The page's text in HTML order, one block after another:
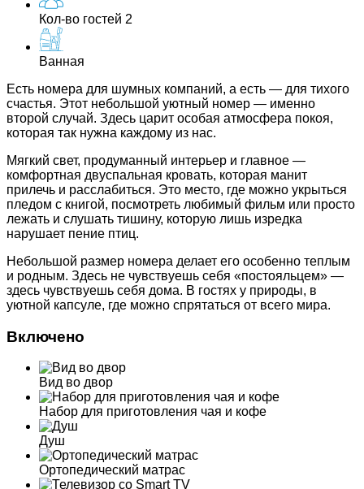
Кол-во гостей 2
Ванная
Есть номера для шумных компаний, а есть — для тихого
счастья. Этот небольшой уютный номер — именно
второй случай. Здесь царит особая атмосфера покоя,
которая так нужна каждому из нас.
Мягкий свет, продуманный интерьер и главное —
комфортная двуспальная кровать, которая манит
прилечь и расслабиться. Это место, где можно укрыться
пледом с книгой, посмотреть любимый фильм или просто
лежать и слушать тишину, которую лишь изредка
нарушает пение птиц.
Небольшой размер номера делает его особенно теплым
и родным. Здесь не чувствуешь себя «постояльцем» —
здесь чувствуешь себя дома. В гостях у природы, в
уютной капсуле, где можно спрятаться от всего мира.
Включено
Вид во двор
Набор для приготовления чая и кофе
Душ
Ортопедический матрас